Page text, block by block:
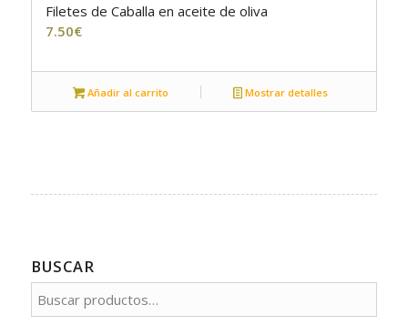
Filetes de Caballa en aceite de oliva
7.50€
Añadir al carrito Mostrar detalles
BUSCAR